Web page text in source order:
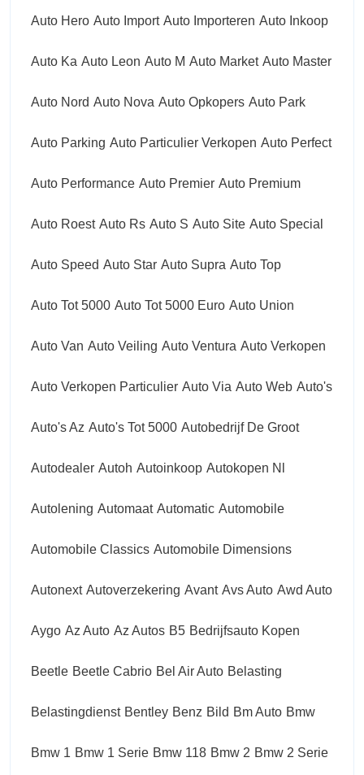
Auto Hero Auto Import Auto Importeren Auto Inkoop
Auto Ka Auto Leon Auto M Auto Market Auto Master
Auto Nord Auto Nova Auto Opkopers Auto Park
Auto Parking Auto Particulier Verkopen Auto Perfect
Auto Performance Auto Premier Auto Premium
Auto Roest Auto Rs Auto S Auto Site Auto Special
Auto Speed Auto Star Auto Supra Auto Top
Auto Tot 5000 Auto Tot 5000 Euro Auto Union
Auto Van Auto Veiling Auto Ventura Auto Verkopen
Auto Verkopen Particulier Auto Via Auto Web Auto's
Auto's Az Auto's Tot 5000 Autobedrijf De Groot
Autodealer Autoh Autoinkoop Autokopen Nl
Autolening Automaat Automatic Automobile
Automobile Classics Automobile Dimensions
Autonext Autoverzekering Avant Avs Auto Awd Auto
Aygo Az Auto Az Autos B5 Bedrijfsauto Kopen
Beetle Beetle Cabrio Bel Air Auto Belasting
Belastingdienst Bentley Benz Bild Bm Auto Bmw
Bmw 1 Bmw 1 Serie Bmw 118 Bmw 2 Bmw 2 Serie